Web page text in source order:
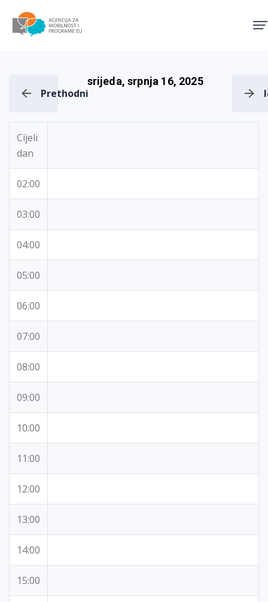
Prethodni
srijeda, srpnja 16, 2025
Cijeli
dan
02:00
03:00
04:00
05:00
06:00
07:00
08:00
09:00
10:00
11:00
12:00
13:00
14:00
15:00